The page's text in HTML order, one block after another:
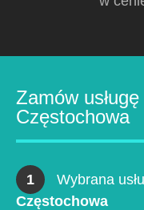
Zamów
Częstochowa
1 Wybrana
Częstochowa